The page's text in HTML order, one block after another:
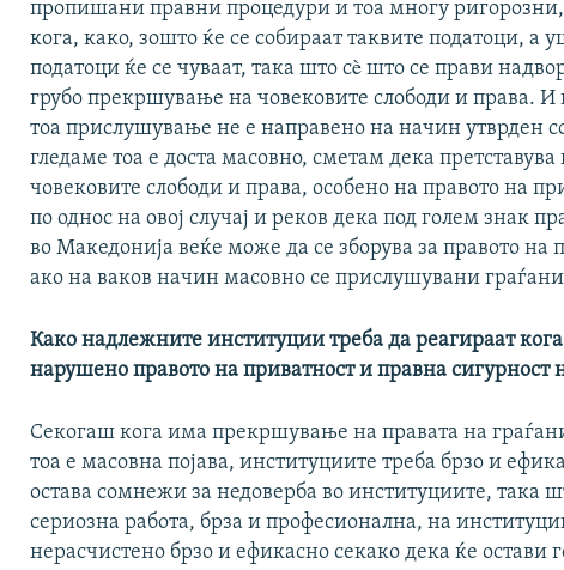
пропишани правни процедури и тоа многу
кога, како, зошто ќе се собираат таквите податоци, а
податоци ќе се чуваат, така што сè што се прави
грубо прекршување на човековите слободи и права. И
тоа прислушување не е направено на начин утврден
гледаме тоа е доста масовно, сметам дека
човековите слободи и права, особено на правото на
по однос на овој случај и реков дека под голем знак
во Македонија веќе може да се зборува за правото на
ако на ваков начин масовно се прислушувани
Како надлежните институции треба да реагираат
нарушено правото на приватност и правна сигурност
Секогаш кога има прекршување на правата на
тоа е масовна појава, институциите треба брзо и
остава сомнежи за недоверба во институциите, така
сериозна работа, брза и професионална, на
нерасчистено брзо и ефикасно секако дека ќе остави